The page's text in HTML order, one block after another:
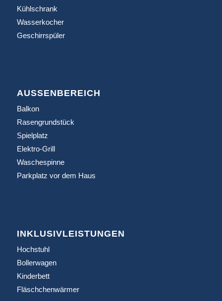
Kühlschrank
Wasserkocher
Geschirrspüler
AUSSENBEREICH
Balkon
Rasengrundstück
Spielplatz
Elektro-Grill
Waschespinne
Parkplatz vor dem Haus
INKLUSIVLEISTUNGEN
Hochstuhl
Bollerwagen
Kinderbett
Fläschchenwärmer